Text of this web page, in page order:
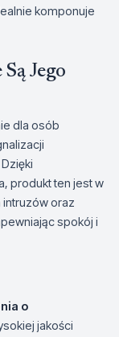
komponuje
Jego
dla osób
produkt ten jest w
oraz
spokój i
o
jakości